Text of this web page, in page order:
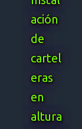
ación
de
cartel
eras
en
altura